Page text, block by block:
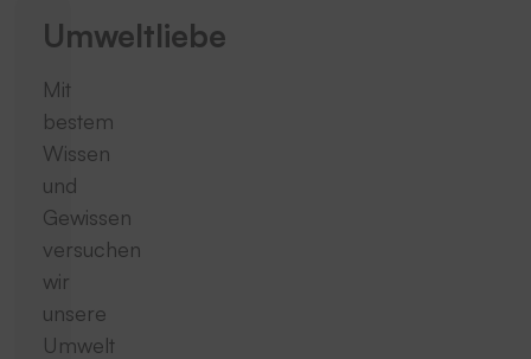
Umweltliebe
Mit
bestem
Wissen
und
Gewissen
versuchen
wir
unsere
Umwelt